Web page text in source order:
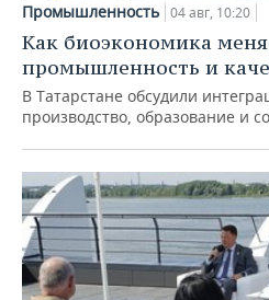
Промышленность 04 авг, 10:20
Как биоэкономика
промышленность и
В Татарстане обсудили
производство, образование и